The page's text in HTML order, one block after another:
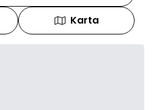
Karta